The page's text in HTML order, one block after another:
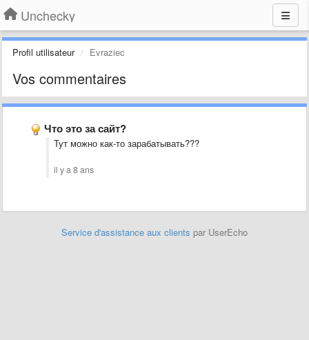
Unchecky
Profil utilisateur Evraziec
Vos commentaires
Что это за сайт?
Тут можно как-то зарабатывать???
il y a 8 ans
Service d'assistance aux clients par UserEcho